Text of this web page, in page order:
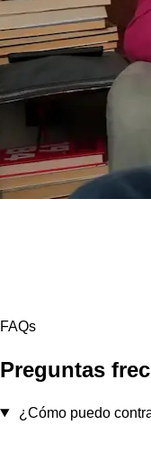
FAQs
Preguntas
¿Cómo puedo